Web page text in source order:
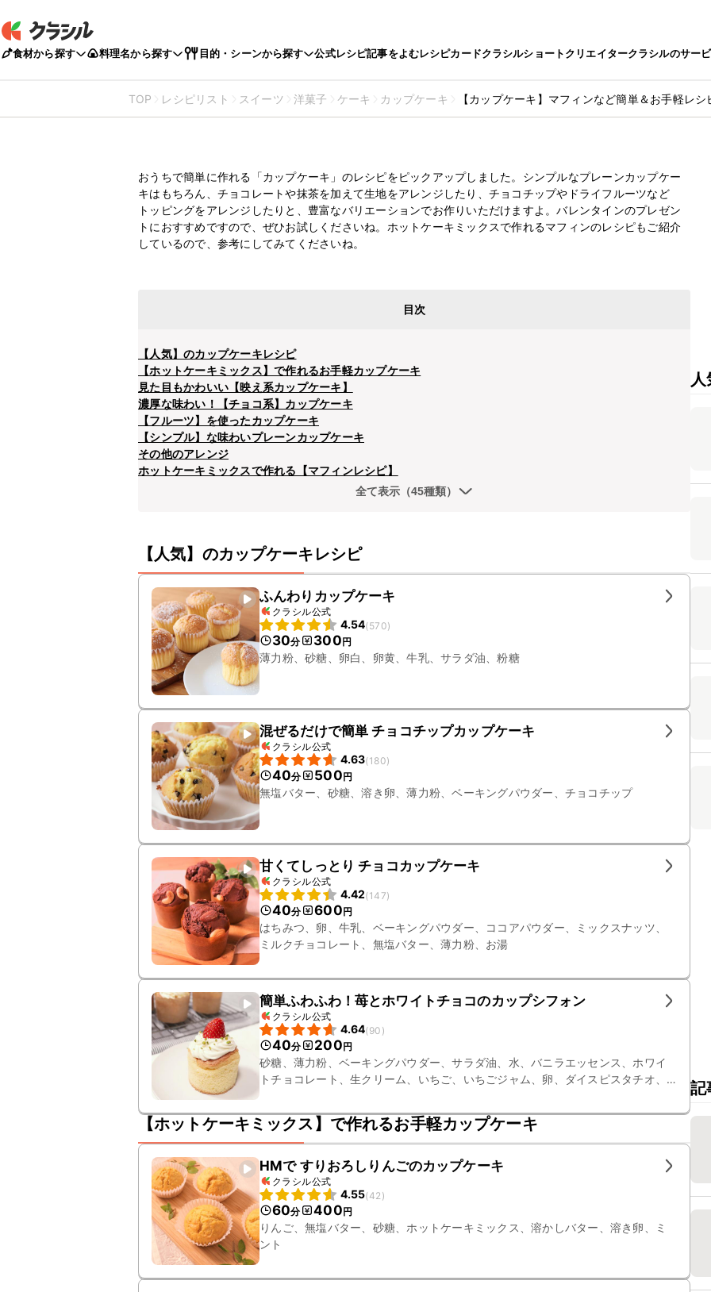
食材から探す 料理名から探す 目的・シーンから探す 公式レシピ記事をよむレシピカードクラシルショートクリエイタークラシルのサー
TOP レシピリスト スイーツ 洋菓子 ケーキ カップケーキ 【カップケーキ】マフィンなど簡単＆お手軽レ
めの45選を紹介
おうちで簡単に作れる「カップケーキ」のレシピをピックアップしました。シンプルなプレーンカップケー
キはもちろん、チョコレートや抹茶を加えて生地をアレンジしたり、チョコチップやドライフルーツなど
トッピングをアレンジしたりと、豊富なバリエーションでお作りいただけますよ。バレンタインのプレゼン
トにおすすめですので、ぜひお試しくださいね。ホットケーキミックスで作れるマフィンのレシピもご紹介
しているので、参考にしてみてくださいね。
目次
【人気】のカップケーキレシピ
【ホットケーキミックス】で作れるお手軽カップケーキ
見た目もかわいい【映え系カップケーキ】
濃厚な味わい！【チョコ系】カップケーキ
【フルーツ】を使ったカップケーキ
【シンプル】な味わいプレーンカップケーキ
その他のアレンジ
ホットケーキミックスで作れる【マフィンレシピ】
全て表示（45種類）
【人気】のカップケーキレシピ
ふんわりカップケーキ
クラシル公式
4.54(570)
30分 300円
薄力粉、砂糖、卵白、卵黄、牛乳、サラダ油、粉糖
混ぜるだけで簡単 チョコチップカップケーキ
クラシル公式
4.63(180)
40分 500円
無塩バター、砂糖、溶き卵、薄力粉、ベーキングパウダー、チョコチップ
甘くてしっとり チョコカップケーキ
クラシル公式
4.42(147)
40分 600円
はちみつ、卵、牛乳、ベーキングパウダー、ココアパウダー、ミックスナッツ、
ミルクチョコレート、無塩バター、薄力粉、お湯
簡単ふわふわ！苺とホワイトチョコのカップシフォン
クラシル公式
4.64(90 )
40分 200円
砂糖、薄力粉、ベーキングパウダー、サラダ油、水、バニラエッセンス、ホワイ
トチョコレート、生クリーム、いちご、いちごジャム、卵、ダイスピスタチオ、
【ホットケーキミックス】で作れるお手軽カップケーキ
HMで すりおろしりんごのカップケーキ
クラシル公式
4.55(42 )
60分 400円
りんご、無塩バター、砂糖、ホットケーキミックス、溶かしバター、溶き卵、ミ
ント
記